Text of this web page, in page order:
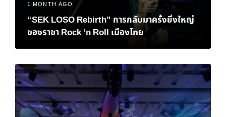
1 MONTH AGO
“SEK LOSO Rebirth” การกลับมาครั้งยิ่งใหญ่
ของราชา Rock ‘n Roll เมืองไทย